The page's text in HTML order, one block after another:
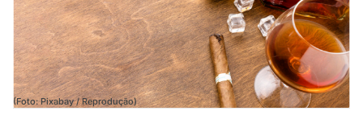
(Foto: Pixabay / Reprodução)